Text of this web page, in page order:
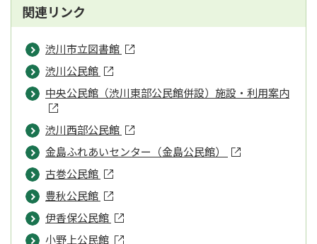
関連リンク
渋川市立図書館
渋川公民館
中央公民館（渋川東部公民館併設）施設・利用案内
渋川西部公民館
金島ふれあいセンター（金島公民館）
古巻公民館
豊秋公民館
伊香保公民館
小野上公民館